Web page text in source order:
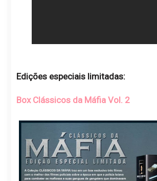
Edições especiais limitadas:
Box Clássicos da Máfia Vol. 2